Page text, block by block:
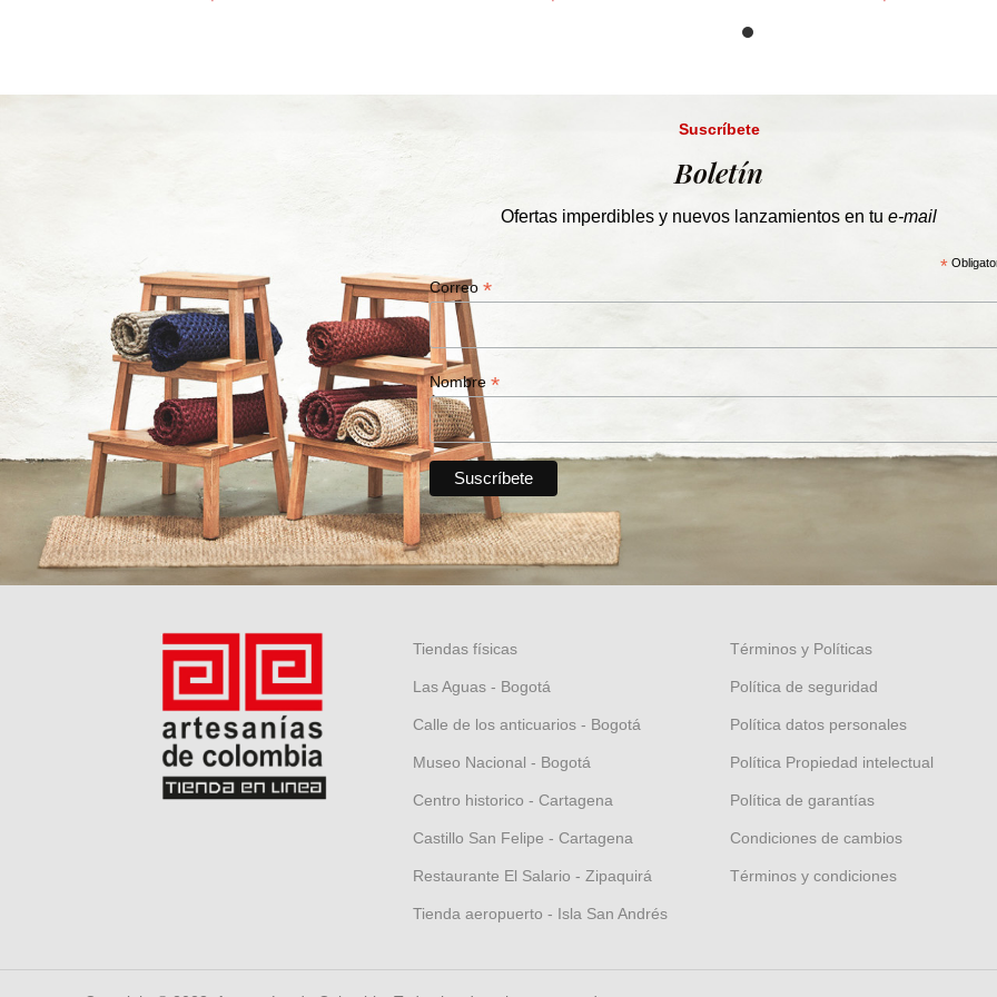
Suscríbete
Boletín
Ofertas imperdibles y nuevos lanzamientos en tu e-mail
*
Correo *
Nombre *
Tiendas físicas
Las Aguas - Bogotá
Calle de los anticuarios - Bogotá
Museo Nacional - Bogotá
Centro historico - Cartagena
Castillo San Felipe - Cartagena
Restaurante El Salario - Zipaquirá
Tienda aeropuerto - Isla San Andrés
Términos y Políticas
Política de seguridad
Política datos personales
Política Propiedad intelectual
Política de garantías
Condiciones de cambios
Términos y condiciones